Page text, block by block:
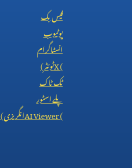
فیس بک
یوٹیوب
انسٹاگرام
X (ٹوئٹر)
ٹک ٹاک
پلے اسٹور
AI Viewer (انگریزی)